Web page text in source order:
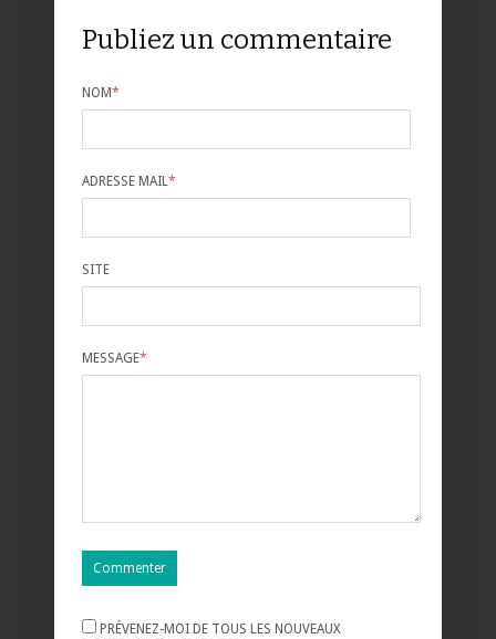
Publiez un commentaire
NOM*
ADRESSE MAIL *
SITE
MESSAGE*
PRÉVENEZ-MOI DE TOUS LES NOUVEAUX